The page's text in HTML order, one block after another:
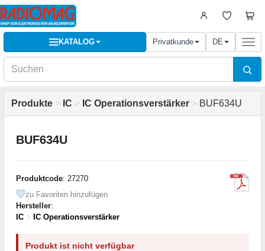
KATALOG Privatkunde DE
Produkte > IC > IC Operationsverstärker > BUF634U
BUF634U
Produktcode: 27270
zu Favoriten hinzufügen
Hersteller:
IC > IC Operationsverstärker
Produkt ist nicht verfügbar